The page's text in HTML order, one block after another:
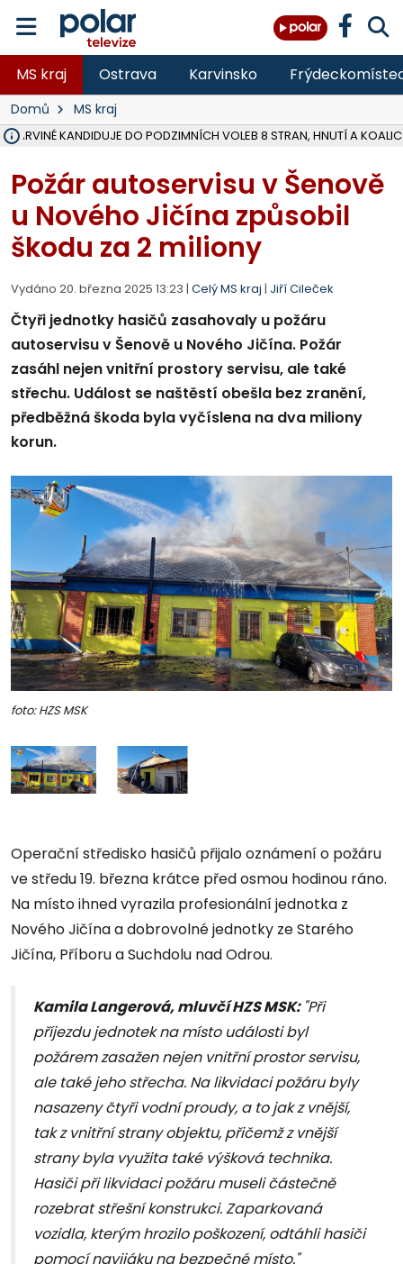
MS kraj Ostrava Karvinsko
Domů MS kraj
V KARVINÉ KANDIDUJE DO PODZIMNÍCH VOLEB 8 STRAN, HNUTÍ A KOALIC
Požár autoservisu v Šenově
u Nového Jičína způsobil
škodu za 2 miliony
Vydáno 20. března 2025 13:23 | Celý MS kraj | Jiří Cileček
Čtyři jednotky hasičů zasahovaly u požáru
autoservisu v Šenově u Nového Jičína. Požár
zasáhl nejen vnitřní prostory servisu, ale také
střechu. Událost se naštěstí obešla bez zranění,
předběžná škoda byla vyčíslena na dva miliony
korun.
foto: HZS MSK
Operační středisko hasičů přijalo oznámení o požáru
ve středu 19. března krátce před osmou hodinou ráno.
Na místo ihned vyrazila profesionální jednotka z
Nového Jičína a dobrovolné jednotky ze Starého
Jičína, Příboru a Suchdolu nad Odrou.
Kamila Langerová, mluvčí HZS MSK: "Při
příjezdu jednotek na místo události byl
požárem zasažen nejen vnitřní prostor servisu,
ale také jeho střecha. Na likvidaci požáru byly
nasazeny čtyři vodní proudy, a to jak z vnější,
tak z vnitřní strany objektu, přičemž z vnější
strany byla využita také výšková technika.
Hasiči při likvidaci požáru museli částečně
rozebrat střešní konstrukci. Zaparkovaná
vozidla, kterým hrozilo poškození, odtáhli hasiči
pomocí navijáku na bezpečné místo."